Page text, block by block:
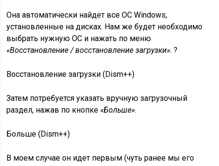
Она автоматически найдет все ОС Windows,
установленные на дисках. Нам же будет необходимо
выбрать нужную ОС и нажать по меню
«Восстановление / восстановление загрузки». ?
Восстановление загрузки (Dism++)
Затем потребуется указать вручную загрузочный
раздел, нажав по кнопке«Больше».
Больше (Dism++)
В моем случае он идет первым (чуть ранее мы его